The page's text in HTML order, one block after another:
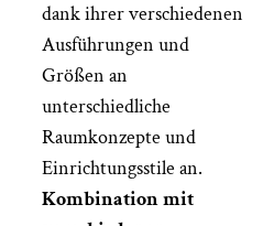
dank ihrer verschiedenen
Ausführungen und
Größen an
unterschiedliche
Raumkonzepte und
Einrichtungsstile an.
Kombination mit